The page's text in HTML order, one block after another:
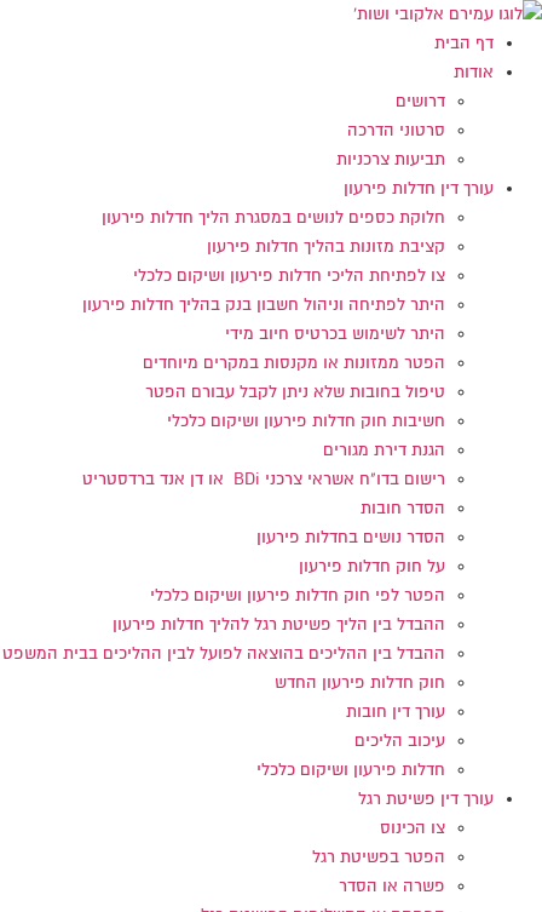
דלג
לתוכן
דף הבית
אודות
דרושים
סרטוני הדרכה
תביעות צרכניות
עורך דין חדלות פירעון
חלוקת כספים לנושים במסגרת הליך חדלות פירעון
קציבת מזונות בהליך חדלות פירעון
צו לפתיחת הליכי חדלות פירעון ושיקום כלכלי
היתר לפתיחה וניהול חשבון בנק בהליך חדלות פירעון
היתר לשימוש בכרטיס חיוב מידי
הפטר ממזונות או מקנסות במקרים מיוחדים
טיפול בחובות שלא ניתן לקבל עבורם הפטר
חשיבות חוק חדלות פירעון ושיקום כלכלי
הגנת דירת מגורים
רישום בדו"ח אשראי צרכני BDi או דן אנד ברדסטריט
הסדר חובות
הסדר נושים בחדלות פירעון
על חוק חדלות פירעון
הפטר לפי חוק חדלות פירעון ושיקום כלכלי
ההבדל בין הליך פשיטת רגל להליך חדלות פירעון
ההבדל בין ההליכים בהוצאה לפועל לבין ההליכים בבית המשפט
חוק חדלות פירעון החדש
עורך דין חובות
עיכוב הליכים
חדלות פירעון ושיקום כלכלי
עורך דין פשיטת רגל
צו הכינוס
הפטר בפשיטת רגל
פשרה או הסדר